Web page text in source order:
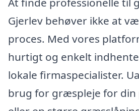
Gjerlev behøver ikke at
proces. Med vores
hurtigt og enkelt
lokale firmaspecialister.
brug for græspleje for din